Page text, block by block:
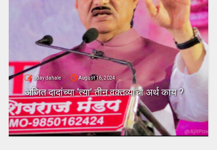
uday dahale August 16, 2024
अजित दादांच्या ‘त्या’ तीन वक्तव्यांचा अर्थ काय ?